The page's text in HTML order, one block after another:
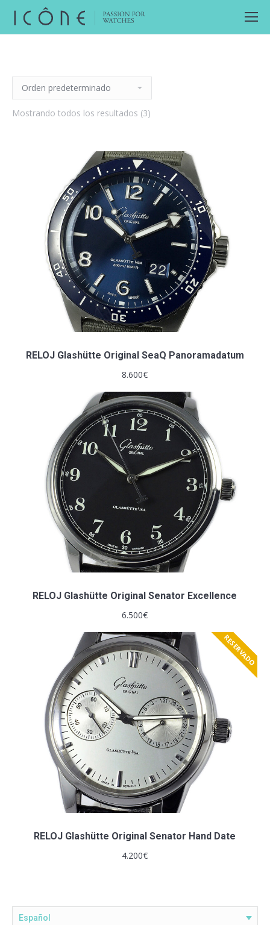
Mostrando todos los resultados (3)
RELOJ Glashütte Original SeaQ Panoramadatum
8.600€
RELOJ Glashütte Original Senator Excellence
6.500€
RESERVADO
RELOJ Glashütte Original Senator Hand Date
4.200€
Español